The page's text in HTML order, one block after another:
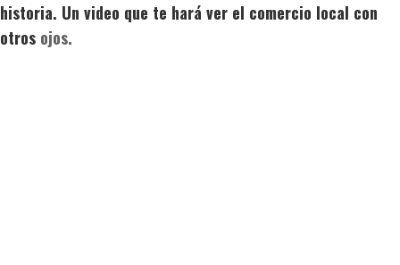
historia. Un video que te hará ver el comercio local con
otros ojos.